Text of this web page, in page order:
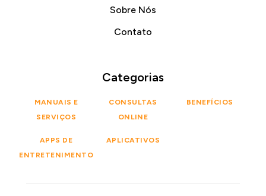
Sobre Nós
Contato
Categorias
MANUAIS E
SERVIÇOS
CONSULTAS
ONLINE
BENEFÍCIOS
APPS DE
ENTRETENIMENTO
APLICATIVOS